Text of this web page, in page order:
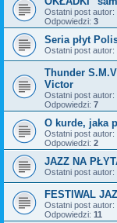
Ostatni post autor:
Odpowiedzi: 3
Seria płyt
Ostatni post autor:
Thunder
Victor
Ostatni post autor:
Odpowiedzi: 7
O kurde, jaka
Ostatni post autor:
Odpowiedzi: 2
JAZZ NA
Ostatni post autor:
FESTIWAL
Ostatni post autor:
Odpowiedzi: 11